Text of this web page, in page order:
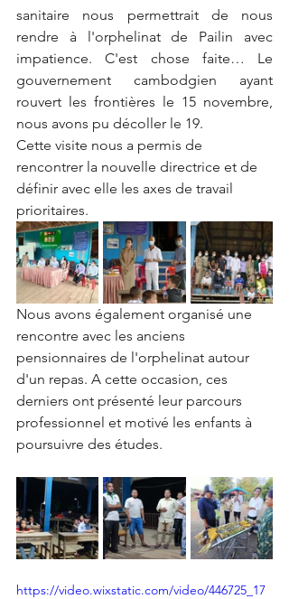
sanitaire nous permettrait de nous
rendre à l'orphelinat de Pailin avec
impatience. C'est chose faite… Le
gouvernement cambodgien ayant
rouvert les frontières le 15 novembre,
nous avons pu décoller le 19.
Cette visite nous a permis de
rencontrer la nouvelle directrice et de
définir avec elle les axes de travail
prioritaires.
Nous avons également organisé une
rencontre avec les anciens
pensionnaires de l'orphelinat autour
d'un repas. A cette occasion, ces
derniers ont présenté leur parcours
professionnel et motivé les enfants à
poursuivre des études.
https://video.wixstatic.com/video/446725_17